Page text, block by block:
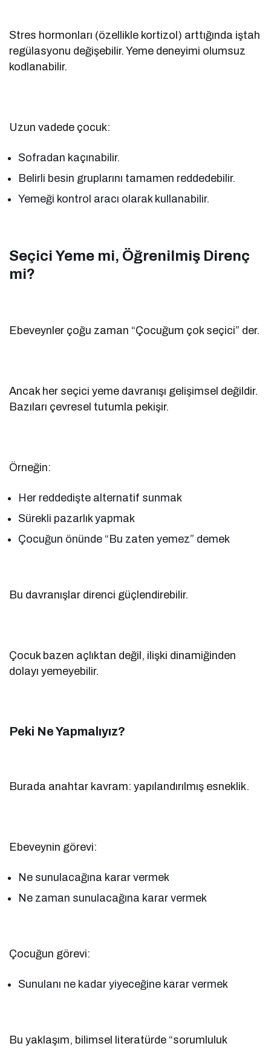
Stres hormonları (özellikle kortizol) arttığında iştah
regülasyonu değişebilir. Yeme deneyimi olumsuz
kodlanabilir.
Uzun vadede çocuk:
Sofradan kaçınabilir.
Belirli besin gruplarını tamamen reddedebilir.
Yemeği kontrol aracı olarak kullanabilir.
Seçici Yeme mi, Öğrenilmiş Direnç
mi?
Ebeveynler çoğu zaman “Çocuğum çok seçici” der.
Ancak her seçici yeme davranışı gelişimsel değildir.
Bazıları çevresel tutumla pekişir.
Örneğin:
Her reddedişte alternatif sunmak
Sürekli pazarlık yapmak
Çocuğun önünde “Bu zaten yemez” demek
Bu davranışlar direnci güçlendirebilir.
Çocuk bazen açlıktan değil, ilişki dinamiğinden
dolayı yemeyebilir.
Peki Ne Yapmalıyız?
Burada anahtar kavram: yapılandırılmış esneklik.
Ebeveynin görevi:
Ne sunulacağına karar vermek
Ne zaman sunulacağına karar vermek
Çocuğun görevi:
Sunulanı ne kadar yiyeceğine karar vermek
Bu yaklaşım, bilimsel literatürde “sorumluluk